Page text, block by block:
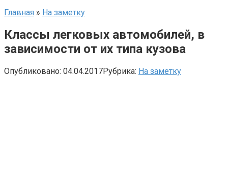
Главная » На заметку
Классы легковых автомобилей, в
зависимости от их типа кузова
Опубликовано: 04.04.2017Рубрика: На заметку